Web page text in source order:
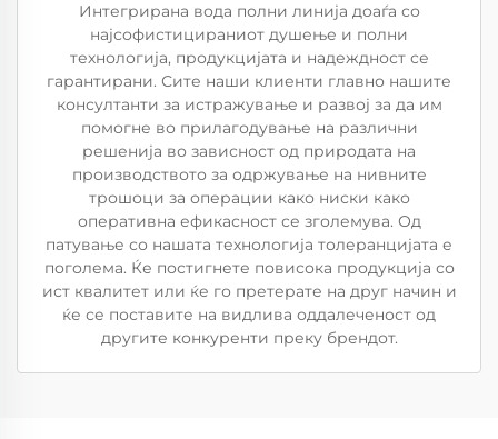
Интегрирана вода полни линија доаѓа со
најсофистицираниот душење и полни
технологија, продукцијата и надеждност се
гарантирани. Сите наши клиенти главно нашите
консултанти за истражување и развој за да им
помогне во прилагодување на различни
решенија во зависност од природата на
производството за одржување на нивните
трошоци за операции како ниски како
оперативна ефикасност се зголемува. Од
патување со нашата технологија толеранцијата е
поголема. Ќе постигнете повисока продукција со
ист квалитет или ќе го претерате на друг начин и
ќе се поставите на видлива оддалеченост од
другите конкуренти преку брендот.